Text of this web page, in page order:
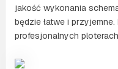
jakość wykonania
będzie łatwe i
profesjonalnych